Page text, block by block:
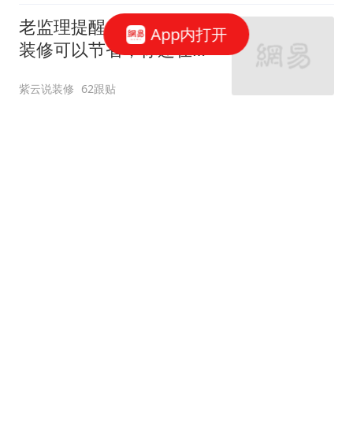
老监理提醒：这9个地方
装修可以节省，你还在乱
紫云说装修 62跟贴
App内打开